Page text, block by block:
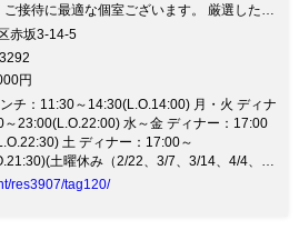
ご接待に最適な個室ございます。 厳選した旬
和食と純米燗酒 4～最大10名様まで◎落ち着
質な和空間で旬の逸品をお愉しみ下さい ◆
・お昼の会議やご接待などに『かねさく御
＞2,760円』 ・ご接待や会食に最適な『かね
＜全7品＞5,000円』 ・匠の技が光る旬の逸
上コース＜全8品＞6,800円』 ・ハレの日や
すすめ『極上コース＜全9品＞8,800円』 ◆
職人の技術で魅せる和食と選りすぐりの銘酒
赤坂3-14-5
円
チ：11:30～14:30(L.O.14:00) 月・火 ディナ
～23:00(L.O.22:00) 水～金 ディナー：17:00
土 ディナー：17:00～
土曜休み（2/22、3/7、3/14、4/4、
res3907/tag120/